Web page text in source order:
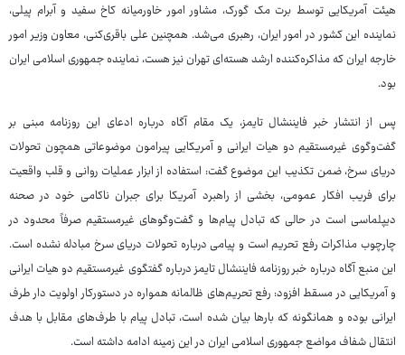
هیئت آمریکایی توسط برت مک گورک، مشاور امور خاورمیانه کاخ سفید و آبرام پیلی،
نماینده این کشور در امور ایران، رهبری می‌شد. همچنین علی باقری‌کنی، معاون وزیر امور
خارجه ایران که مذاکره‌کننده ارشد هسته‌ای تهران نیز هست، نماینده جمهوری اسلامی ایران
بود.
پس از انتشار خبر فایننشال تایمز، یک مقام آگاه درباره ادعای این روزنامه مبنی بر
گفت‌وگوی غیرمستقیم دو هیات ایرانی و آمریکایی پیرامون موضوعاتی همچون تحولات
دریای سرخ، ضمن تکذیب این موضوع گفت: استفاده از ابزار عملیات روانی و قلب واقعیت
برای فریب افکار عمومی، بخشی از راهبرد آمریکا برای جبران ناکامی‌ خود در صحنه
دیپلماسی است در حالی که تبادل پیام‌ها و گفت‌وگوهای غیرمستقیم صرفاً محدود در
چارچوب مذاکرات رفع تحریم است و پیامی درباره تحولات دریای سرخ مبادله نشده است.
این منبع آگاه درباره خبر روزنامه فایننشال تایمز درباره گفتگوی غیرمستقیم دو هیات ایرانی
و آمریکایی در مسقط افزود: رفع تحریم‌های ظالمانه همواره در دستورکار اولویت دار طرف
ایرانی بوده و همانگونه که بارها بیان شده است، تبادل پیام با طرف‌های مقابل با هدف
انتقال شفاف مواضع جمهوری اسلامی ایران در این زمینه ادامه داشته است.